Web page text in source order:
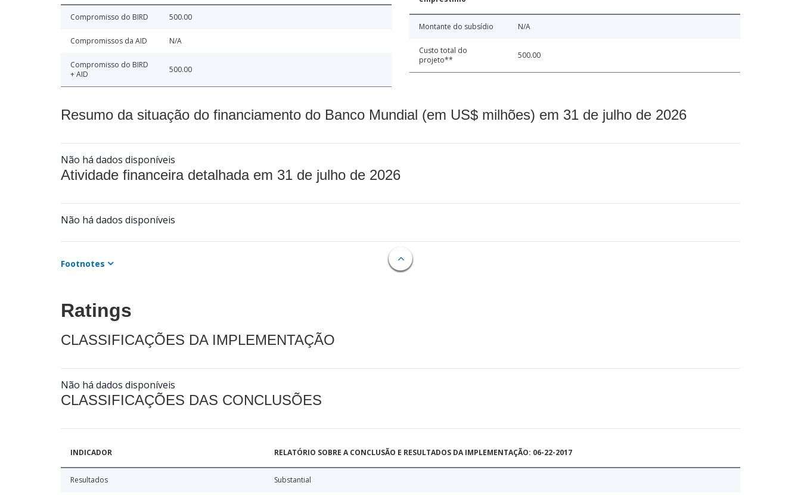
Compromisso do BIRD 500.00
Compromissos da AID N/A
Compromisso do BIRD
+ AID
500.00
Montante do subsídio N/A
Custo total do
projeto**
500.00
Resumo da situação do financiamento do Banco Mundial (em US$ milhões) em 31 de julho de 2026
Não há dados disponíveis
Atividade financeira detalhada em 31 de julho de 2026
Não há dados disponíveis
Footnotes
Ratings
CLASSIFICAÇÕES DA IMPLEMENTAÇÃO
Não há dados disponíveis
CLASSIFICAÇÕES DAS CONCLUSÕES
INDICADOR RELATÓRIO SOBRE A CONCLUSÃO E RESULTADOS DA IMPLEMENTAÇÃO: 06-22-2017
Resultados Substantial